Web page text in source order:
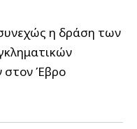
η δράση των
στον Έβρο